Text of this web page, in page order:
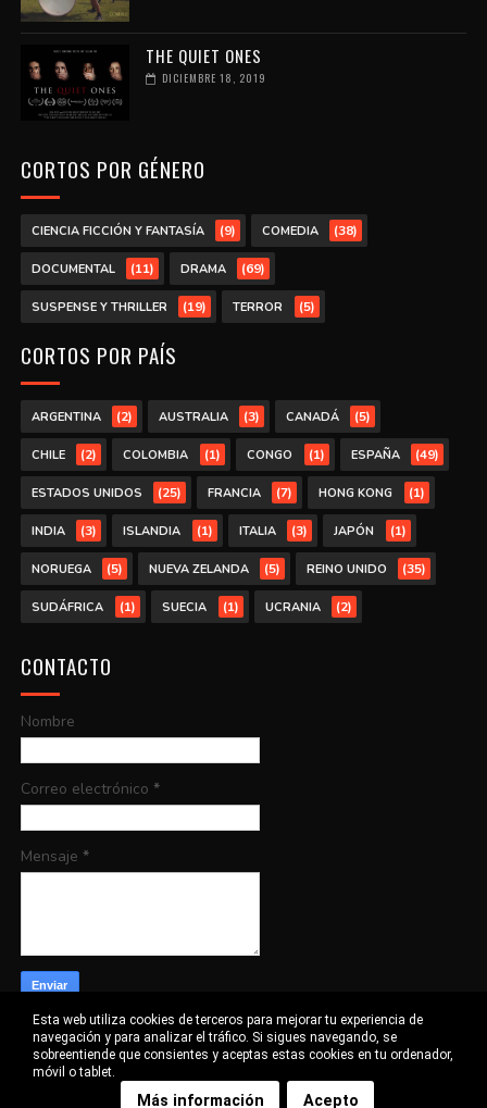
THE QUIET ONES
DICIEMBRE 18, 2019
CORTOS POR GÉNERO
CIENCIA FICCIÓN Y FANTASÍA (9) COMEDIA (38)
DOCUMENTAL (11) DRAMA (69)
SUSPENSE Y THRILLER (19) TERROR (5)
CORTOS POR PAÍS
ARGENTINA (2) AUSTRALIA (3) CANADÁ (5)
CHILE (2) COLOMBIA (1) CONGO (1) ESPAÑA (49)
ESTADOS UNIDOS (25) FRANCIA (7) HONG KONG (1)
INDIA (3) ISLANDIA (1) ITALIA (3) JAPÓN (1)
NORUEGA (5) NUEVA ZELANDA (5) REINO UNIDO (35)
SUDÁFRICA (1) SUECIA (1) UCRANIA (2)
CONTACTO
Nombre
Correo electrónico *
Mensaje *
©CORTOS EXCEPCIONALES2016-2020 | CREATED BYSORA TEMPLATES
Esta web utiliza cookies de terceros para mejorar tu experiencia de
navegación y para analizar el tráfico. Si sigues navegando, se
sobreentiende que consientes y aceptas estas cookies en tu ordenador,
móvil o tablet.
Más información Acepto